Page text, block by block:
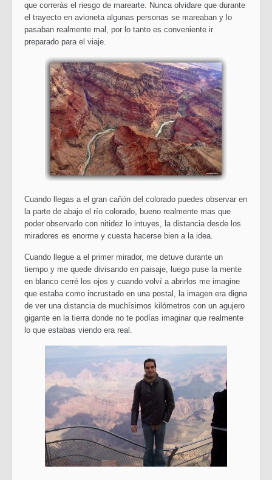
que correrás el riesgo de marearte. Nunca olvidare que durante
el trayecto en avioneta algunas personas se mareaban y lo
pasaban realmente mal, por lo tanto es conveniente ir
preparado para el viaje.
Cuando llegas a el gran cañón del colorado puedes observar en
la parte de abajo el río colorado, bueno realmente mas que
poder observarlo con nitidez lo intuyes, la distancia desde los
miradores es enorme y cuesta hacerse bien a la idea.
Cuando llegue a el primer mirador, me detuve durante un
tiempo y me quede divisando en paisaje, luego puse la mente
en blanco cerré los ojos y cuando volví a abrirlos me imagine
que estaba como incrustado en una postal, la imagen era digna
de ver una distancia de muchísimos kilómetros con un agujero
gigante en la tierra donde no te podías imaginar que realmente
lo que estabas viendo era real.